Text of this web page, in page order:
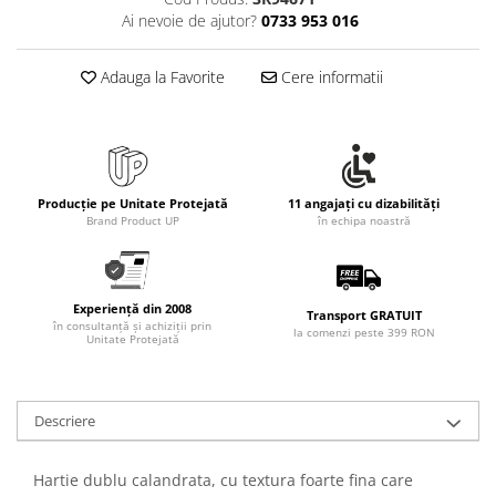
Textmarkere
Rezerve instrumente scris
Tavite documente si suporturi
Ascutitori, radiere, agrafe
Foarfece pentru birou
Curatenie si igiena
Produse Antibacteriene
Articole pentru baie
Maturi, mopuri si galeti
dispensere
Ai nevoie de ajutor? 0733 953 016
Adauga la Favorite Cere informatii
Producție pe Unitate Protejată
Brand Product UP
11 angajați cu dizabilități
în echipa noastră
Experiență din 2008
în consultanță și achiziții prin
Unitate Protejată
Transport GRATUIT
la comenzi peste 399 RON
Descriere
Hartie dublu calandrata, cu textura foarte fina care